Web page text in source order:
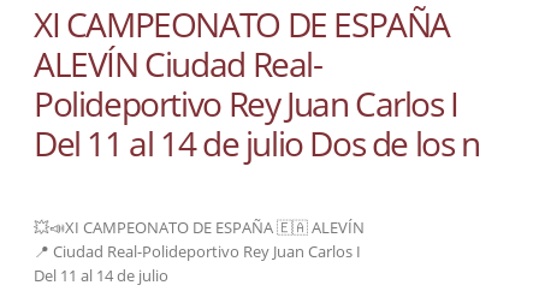
XI CAMPEONATO DE ESPAÑA
ALEVÍN Ciudad Real-
Polideportivo Rey Juan Carlos I
Del 11 al 14 de julio Dos de los n
💥📣XI CAMPEONATO DE ESPAÑA 🇪🇦 ALEVÍN
📍 Ciudad Real-Polideportivo Rey Juan Carlos I
Del 11 al 14 de julio